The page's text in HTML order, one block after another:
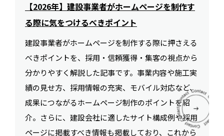
【2026年】建設事業者がホームページを制作す
る際に気をつけるべきポイント
建設事業者がホームページを制作する際に押さえる
べきポイントを、採用・信頼獲得・集客の視点から
分かりやすく解説した記事です。事業内容や施工実
績の見せ方、採用情報の充実、モバイル対応など、
成果につながるホームページ制作のポイントを紹
介。さらに、建設会社に適したサイト構成例や採用
ページに掲載すべき情報も掲載しており、これから